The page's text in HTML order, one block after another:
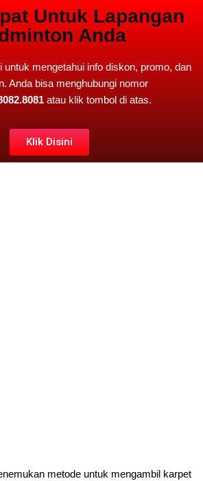
Untuk Lapangan
Anda
untuk mengetahui info diskon, promo, dan
Anda bisa menghubungi nomor
atau klik tombol di atas.
Klik Disini
metode untuk mengambil karpet